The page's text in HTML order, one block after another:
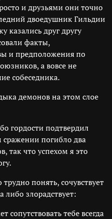
и друзьями они точно
двоедушник Гильдии
казались друг другу
факты,
и предположения по
а вовсе не
собеседника.
демонов на этом слое
гордости подтвердил
погибло два
так что успехом я это
понять, сочувствует
злорадствует:
сопутствовать тебе всегда